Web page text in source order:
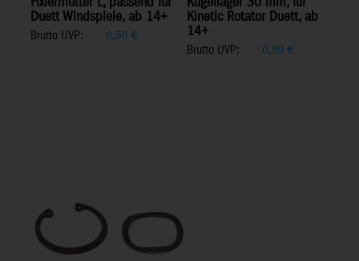
Duett Windspiele, ab 14+
Brutto UVP: 0,50 €
Kinetic Rotator Duett, ab
14+
Brutto UVP: 0,99 €